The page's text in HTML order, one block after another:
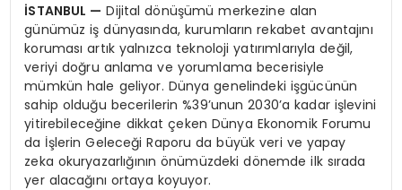
İSTANBUL — Dijital dönüşümü merkezine alan
günümüz iş dünyasında, kurumların rekabet avantajını
koruması artık yalnızca teknoloji yatırımlarıyla değil,
veriyi doğru anlama ve yorumlama becerisiyle
mümkün hale geliyor. Dünya genelindeki işgücünün
sahip olduğu becerilerin %39’unun 2030’a kadar işlevini
yitirebileceğine dikkat çeken Dünya Ekonomik Forumu
da İşlerin Geleceği Raporu da büyük veri ve yapay
zeka okuryazarlığının önümüzdeki dönemde ilk sırada
yer alacağını ortaya koyuyor.